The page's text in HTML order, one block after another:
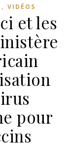
, VIDÉOS
et les
pour